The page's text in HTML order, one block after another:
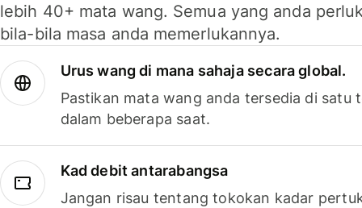
lebih 40+ mata wang. Semua yang anda
bila-bila masa anda memerlukannya.
Urus wang di mana sahaja secara global.
Pastikan mata wang anda tersedia di satu
dalam beberapa saat.
Kad debit antarabangsa
Jangan risau tentang tokokan kadar